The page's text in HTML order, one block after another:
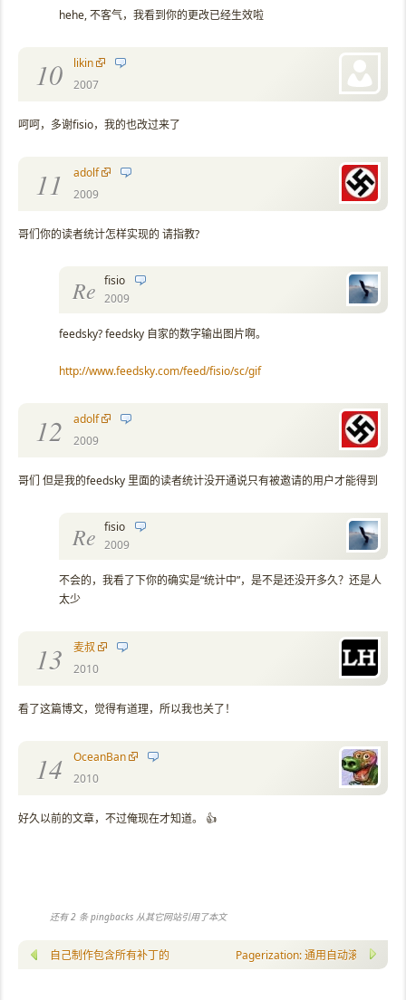
hehe, 不客气，我看到你的更改已经生效啦
10
likin
2007
呵呵，多谢fisio，我的也改过来了
11
adolf
2009
哥们你的读者统计怎样实现的 请指教?
Re fisio
2009
feedsky? feedsky 自家的数字输出图片啊。
http://www.feedsky.com/feed/fisio/sc/gif
12
adolf
2009
哥们 但是我的feedsky 里面的读者统计没开通说只有被邀请的用户才能得到
Re fisio
2009
不会的，我看了下你的确实是“统计中”，是不是还没开多久？还是人
太少
13
麦叔
2010
看了这篇博文，觉得有道理，所以我也关了！
14
OceanBan
2010
好久以前的文章，不过俺现在才知道。 👍
还有 2 条 pingbacks 从其它网站引用了本文
自己制作包含所有补丁的 WinXP 安装光盘Pagerization: 通用自动滚屏脚本